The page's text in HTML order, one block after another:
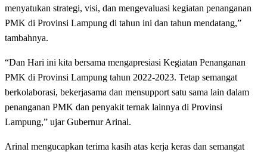
menyatukan strategi, visi, dan mengevaluasi kegiatan penanganan
PMK di Provinsi Lampung di tahun ini dan tahun mendatang,”
tambahnya.
“Dan Hari ini kita bersama mengapresiasi Kegiatan Penanganan
PMK di Provinsi Lampung tahun 2022-2023. Tetap semangat
berkolaborasi, bekerjasama dan mensupport satu sama lain dalam
penanganan PMK dan penyakit ternak lainnya di Provinsi
Lampung,” ujar Gubernur Arinal.
Arinal mengucapkan terima kasih atas kerja keras dan semangat